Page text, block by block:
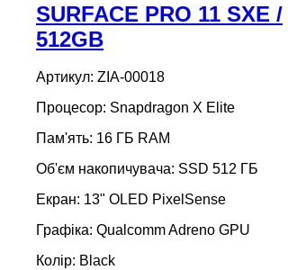
SURFACE PRO 11 SXE /
512GB
Артикул: ZIA-00018
Процесор: Snapdragon X Elite
Пам'ять: 16 ГБ RAM
Об'єм накопичувача: SSD 512 ГБ
Екран: 13" OLED PixelSense
Графіка: Qualcomm Adreno GPU
Колір: Black